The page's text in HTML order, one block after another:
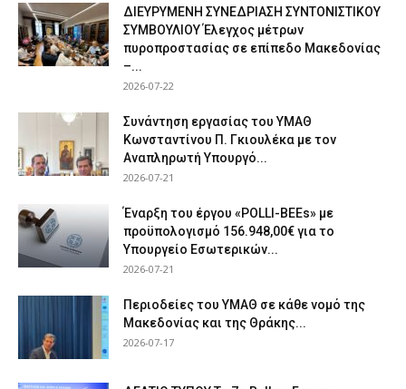
ΔΙΕΥΡΥΜΕΝΗ ΣΥΝΕΔΡΙΑΣΗ ΣΥΝΤΟΝΙΣΤΙΚΟΥ
ΣΥΜΒΟΥΛΙΟΥ Έλεγχος μέτρων
πυροπροστασίας σε επίπεδο Μακεδονίας
–...
2026-07-22
Συνάντηση εργασίας του ΥΜΑΘ
Κωνσταντίνου Π. Γκιουλέκα με τον
Αναπληρωτή Υπουργό...
2026-07-21
Έναρξη του έργου «POLLI-BEEs» με
προϋπολογισμό 156.948,00€ για το
Υπουργείο Εσωτερικών...
2026-07-21
Περιοδείες του ΥΜΑΘ σε κάθε νομό της
Μακεδονίας και της Θράκης...
2026-07-17